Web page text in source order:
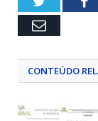
Email
CONTEÚDO